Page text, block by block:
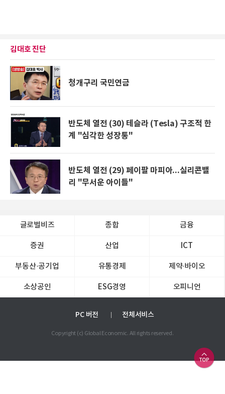
김대호 진단
청개구리 국민연금
반도체 열전 (30) 테슬라 (Tesla) 구조적 한
계 "심각한 성장통"
반도체 열전 (29) 페이팔 마피아...실리콘밸
리 "무서운 아이들"
글로벌비즈 종합 금융
증권 산업 ICT
부동산·공기업 유통경제 제약∙바이오
소상공인 ESG경영 오피니언
PC 버전 전체서비스
Copyright (c) Global Economic. All rights reserved.